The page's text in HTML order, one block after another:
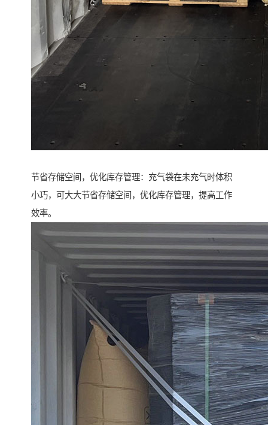
节省存储空间，优化库存管理：充气袋在未充气时体积
小巧，可大大节省存储空间，优化库存管理，提高工作
效率。